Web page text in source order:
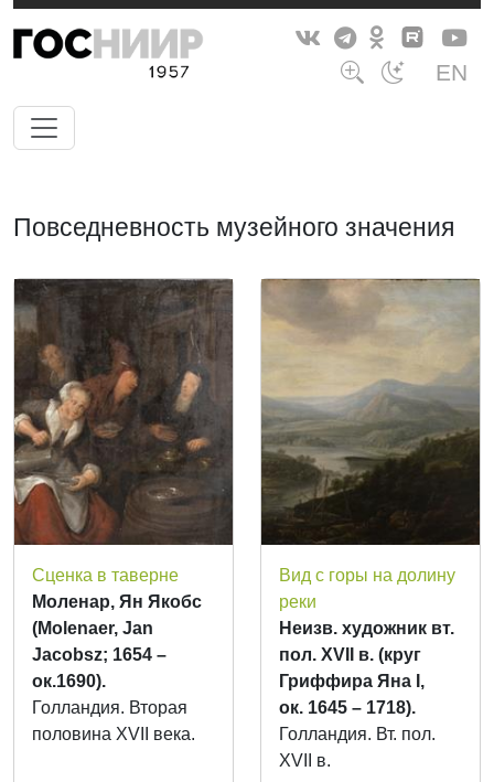
EN
Повседневность музейного значения
Сценка в таверне
Моленар, Ян Якобс
(Molenaer, Jan
Jacobsz; 1654 –
ок.1690).
Голландия. Вторая
половина XVII века.
Вид с горы на долину
реки
Неизв. художник вт.
пол. XVII в. (круг
Гриффира Яна I,
ок. 1645 – 1718).
Голландия. Вт. пол.
XVII в.